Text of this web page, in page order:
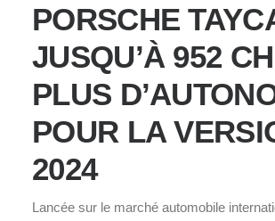
PORSCHE
JUSQU’À 952
PLUS
POUR LA
2024
Lancée sur le marché automobile